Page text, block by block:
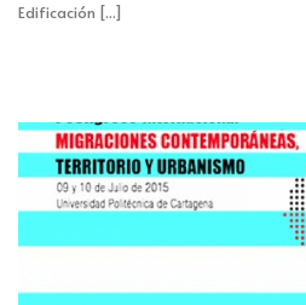
Edificación [...]